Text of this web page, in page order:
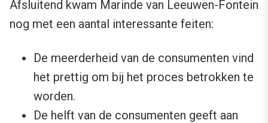
Afsluitend kwam Marinde van Leeuwen-Fontein
nog met een aantal interessante feiten:
De meerderheid van de consumenten vind
het prettig om bij het proces betrokken te
worden.
De helft van de consumenten geeft aan